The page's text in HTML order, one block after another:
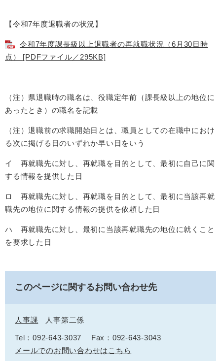
【令和7年度退職者の状況】
令和7年度課長級以上退職者の再就職状況（6月30日時
点） [PDFファイル／295KB]
（注）県退職時の職名は、役職定年前（課長級以上の地位に
あったとき）の職名を記載
（注）退職前の求職開始日とは、職員としての在職中におけ
る次に掲げる日のいずれか早い日をいう
イ 再就職先に対し、再就職を目的として、最初に自己に関
する情報を提供した日
ロ 再就職先に対し、再就職を目的として、最初に当該再就
職先の地位に関する情報の提供を依頼した日
ハ 再就職先に対し、最初に当該再就職先の地位に就くこと
を要求した日
このページに関するお問い合わせ先
人事課 人事第二係
Tel：092-643-3037
Fax：092-643-3043
メールでのお問い合わせはこちら